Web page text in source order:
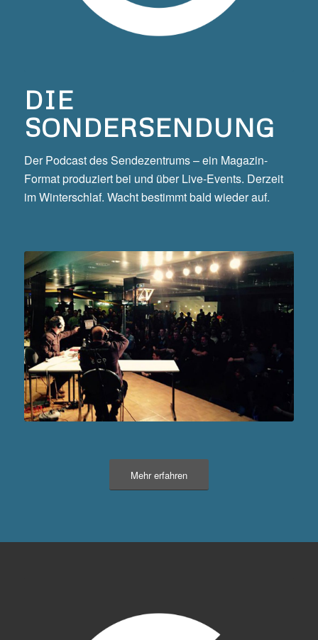
DIE
SONDERSENDUNG
Der Podcast des Sendezentrums – ein Magazin-
Format produziert bei und über Live-Events. Derzeit
im Winterschlaf. Wacht bestimmt bald wieder auf.
Mehr erfahren